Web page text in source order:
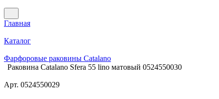
Главная
Каталог
Фарфоровые раковины Catalano
Раковина Catalano Sfera 55 lino матовый 0524550030
Арт. 0524550029